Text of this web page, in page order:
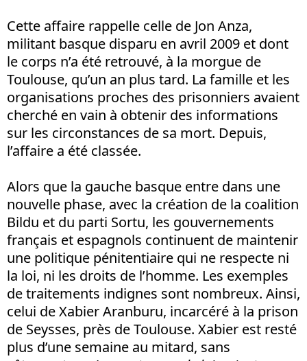
Cette affaire rappelle celle de Jon Anza,
militant basque disparu en avril 2009 et dont
le corps n’a été retrouvé, à la morgue de
Toulouse, qu’un an plus tard. La famille et les
organisations proches des prisonniers avaient
cherché en vain à obtenir des informations
sur les circonstances de sa mort. Depuis,
l’affaire a été classée.
Alors que la gauche basque entre dans une
nouvelle phase, avec la création de la coalition
Bildu et du parti Sortu, les gouvernements
français et espagnols continuent de maintenir
une politique pénitentiaire qui ne respecte ni
la loi, ni les droits de l’homme. Les exemples
de traitements indignes sont nombreux. Ainsi,
celui de Xabier Aranburu, incarcéré à la prison
de Seysses, près de Toulouse. Xabier est resté
plus d’une semaine au mitard, sans